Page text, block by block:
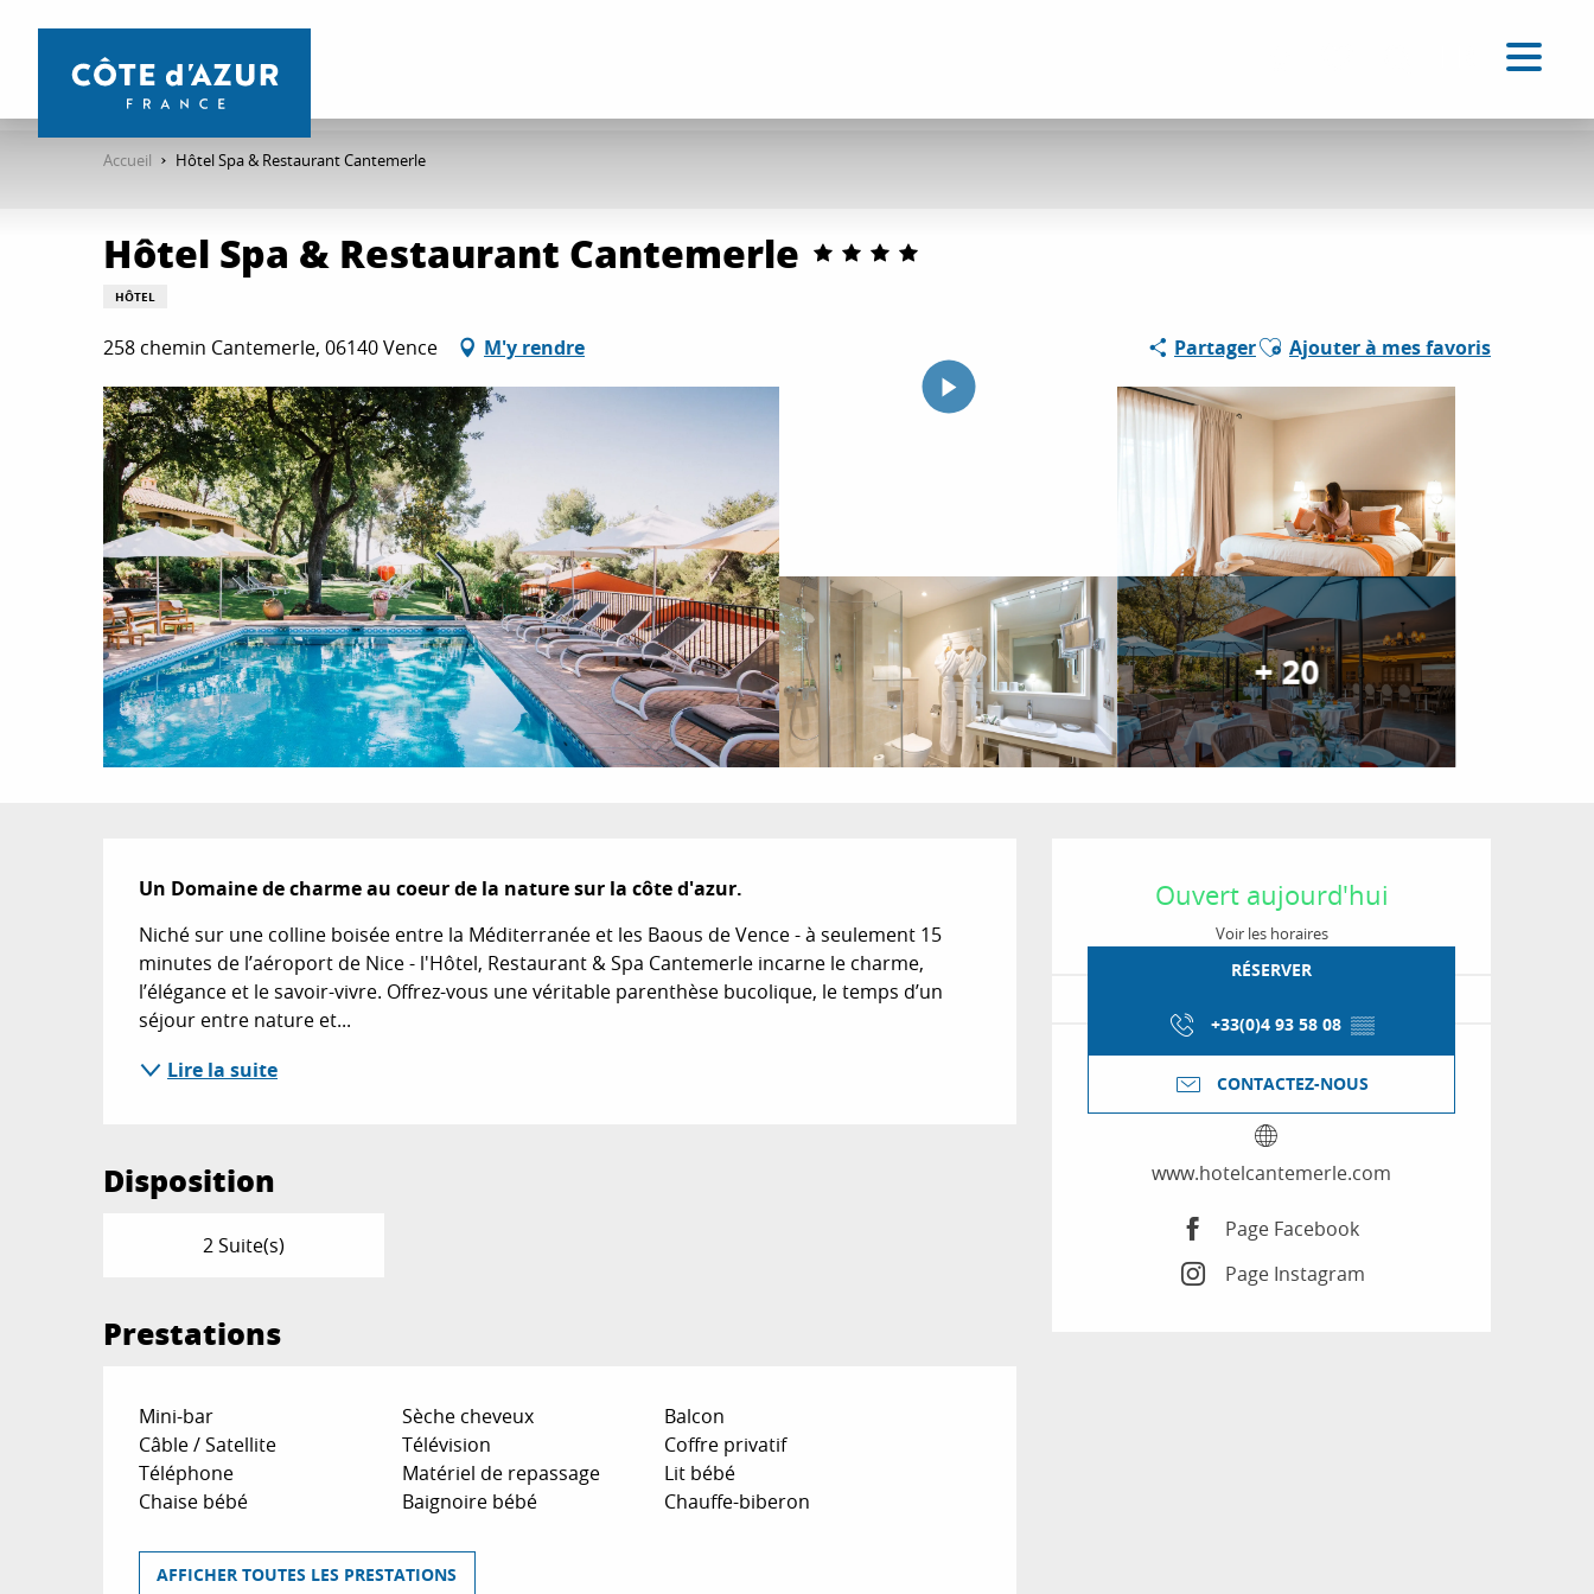
contenu
Accueil Hôtel Spa & Restaurant Cantemerle
Hôtel Spa & Restaurant Cantemerle
HÔTEL
258 chemin Cantemerle, 06140 Vence M'y rendre PartagerAjouter aux favoris
Ajouter à mes favoris
+ 20
Ouverture et
Ouvert aujourd'hui
Voir les horaires
RÉSERVER
+33(0)4 93 58 08 ▒▒
CONTACTEZ-NOUS
www.hotelcantemerle.com
Page Facebook
Page Instagram
Description
Un Domaine de charme au coeur de la nature sur la côte d'azur.
Niché sur une colline boisée entre la Méditerranée et les Baous de Vence - à seulement 15
minutes de l’aéroport de Nice - l'Hôtel, Restaurant & Spa Cantemerle incarne le charme,
l’élégance et le savoir-vivre. Offrez-vous une véritable parenthèse bucolique, le temps d’un
séjour entre nature et...
Lire la suite
Disposition
2 Suite(s)
Prestations
Mini-bar Sèche cheveux
Balcon
Câble / Satellite
Télévision
Coffre privatif
Téléphone
Matériel de repassage
Lit bébé
Chaise bébé
Baignoire bébé Chauffe-biberon
AFFICHER TOUTES LES PRESTATIONS